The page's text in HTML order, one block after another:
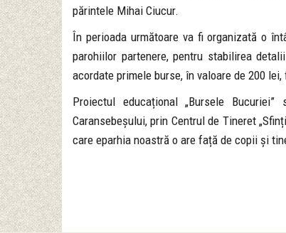
părintele Mihai Ciucur.
În perioada următoare va fi organizată o
parohiilor partenere, pentru stabilirea
acordate primele burse, în valoare de 200
Proiectul educațional „Bursele
Caransebeșului, prin Centrul de Tineret
care eparhia noastră o are față de copii și